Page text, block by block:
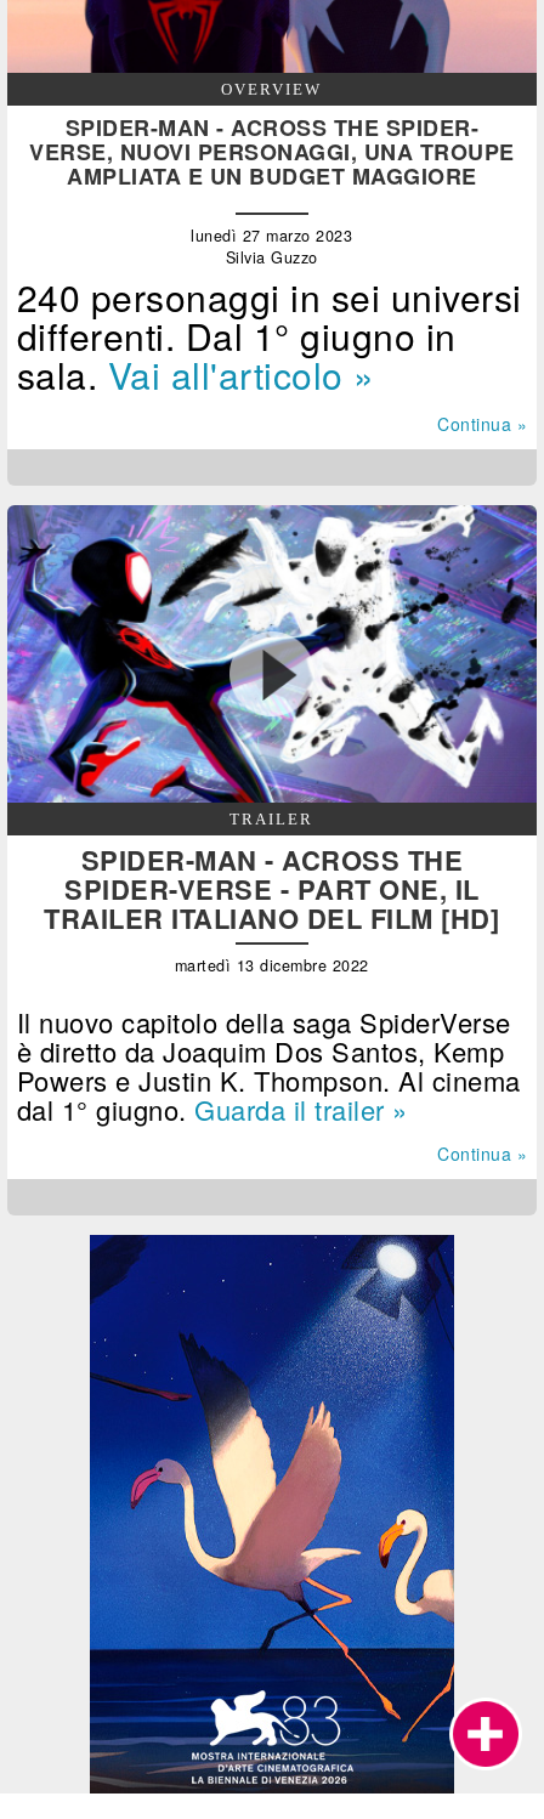
OVERVIEW
SPIDER-MAN - ACROSS THE SPIDER-
VERSE, NUOVI PERSONAGGI, UNA TROUPE
AMPLIATA E UN BUDGET MAGGIORE
lunedì 27 marzo 2023
Silvia Guzzo
240 personaggi in sei universi
differenti. Dal 1° giugno in
sala. Vai all'articolo »
Continua »
TRAILER
SPIDER-MAN - ACROSS THE
SPIDER-VERSE - PART ONE, IL
TRAILER ITALIANO DEL FILM [HD]
martedì 13 dicembre 2022
Il nuovo capitolo della saga SpiderVerse
è diretto da Joaquim Dos Santos, Kemp
Powers e Justin K. Thompson. Al cinema
dal 1° giugno. Guarda il trailer »
Continua »